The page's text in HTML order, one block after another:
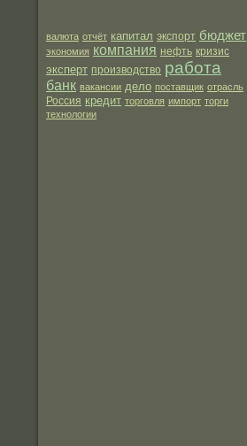
валюта отчёт капитал экспорт бюджет
экономия компания нефть кризис
эксперт производство работа
банк вакансии дело поставщик отрасль
Россия кредит торговля импорт торги
технологии